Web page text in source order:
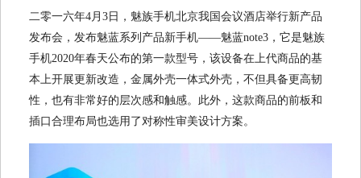
二零一六年4月3日，魅族手机北京我国会议酒店举行新产品
发布会，发布魅蓝系列产品新手机——魅蓝note3，它是魅族
手机2020年春天公布的第一款型号，该设备在上代商品的基
本上开展更新改造，金属外壳一体式外壳，不但具备更高韧
性，也有非常好的层次感和触感。此外，这款商品的前板和
插口合理布局也选用了对称性审美设计方案。